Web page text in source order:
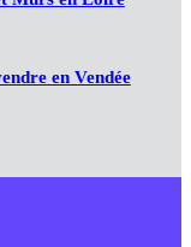
en Vendée